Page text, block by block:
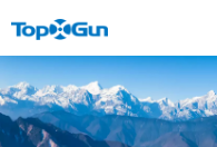
CONTÁCTENOS
English